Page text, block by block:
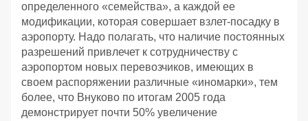
определенного «семейства», а каждой ее
модификации, которая совершает взлет-посадку в
аэропорту. Надо полагать, что наличие постоянных
разрешений привлечет к сотрудничеству с
аэропортом новых перевозчиков, имеющих в
своем распоряжении различные «иномарки», тем
более, что Внуково по итогам 2005 года
демонстрирует почти 50% увеличение